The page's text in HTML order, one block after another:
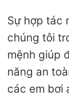
Sự hợp tác
chúng tôi
mệnh giúp
năng an
các em bơi